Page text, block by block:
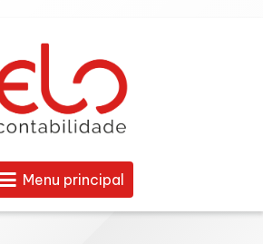
Menu principal